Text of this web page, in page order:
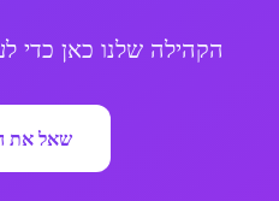
הקהילה שלנו כאן כדי
שאל את